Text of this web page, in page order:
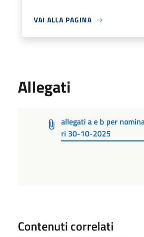
VAI ALLA PAGINA
Allegati
allegati a e b per
ri 30-10-2025
Contenuti correlati